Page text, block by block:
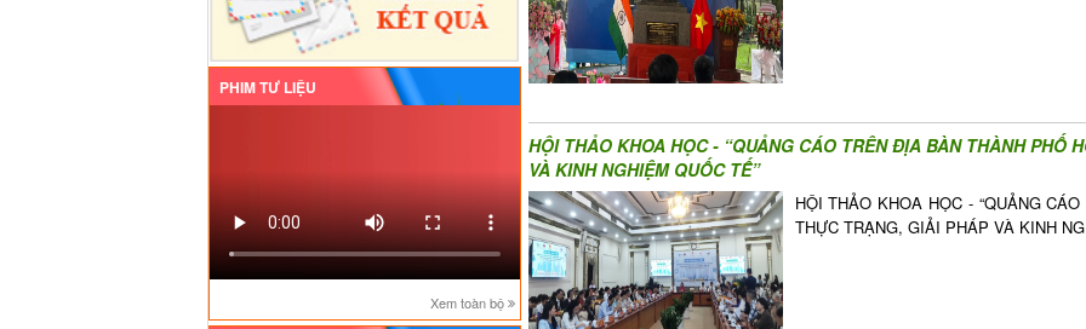
PHIM TƯ LIỆU
Xem toàn bộ
HỘI THẢO KHOA HỌC - “QUẢNG CÁO TRÊN ĐỊA BÀN THÀNH PHỐ
VÀ KINH NGHIỆM QUỐC TẾ”
HỘI THẢO KHOA HỌC - “QUẢNG
THỰC TRẠNG, GIẢI PHÁP VÀ KINH